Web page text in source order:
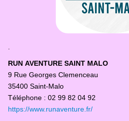
.
RUN AVENTURE SAINT MALO
9 Rue Georges Clemenceau
35400 Saint-Malo
Téléphone : 02 99 82 04 92
https://www.runaventure.fr/